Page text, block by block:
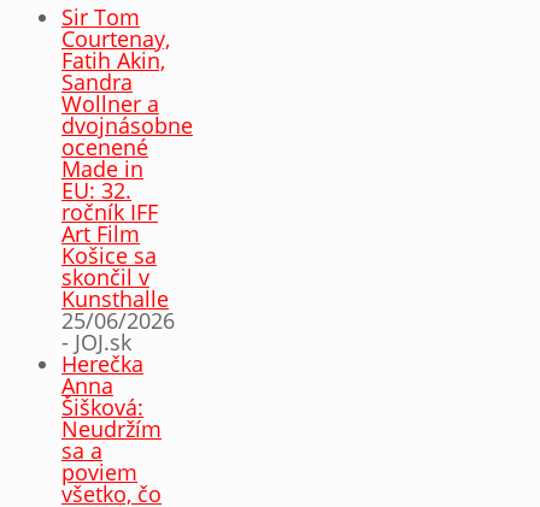
Sir Tom
Courtenay,
Fatih Akin,
Sandra
Wollner a
dvojnásobne
ocenené
Made in
EU: 32.
ročník IFF
Art Film
Košice sa
skončil v
Kunsthalle
25/06/2026
- JOJ.sk
Herečka
Anna
Šišková:
Neudržím
sa a
poviem
všetko, čo